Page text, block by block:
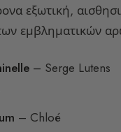
εξωτική,
εμβληματικών
– Serge Lutens
– Chloé